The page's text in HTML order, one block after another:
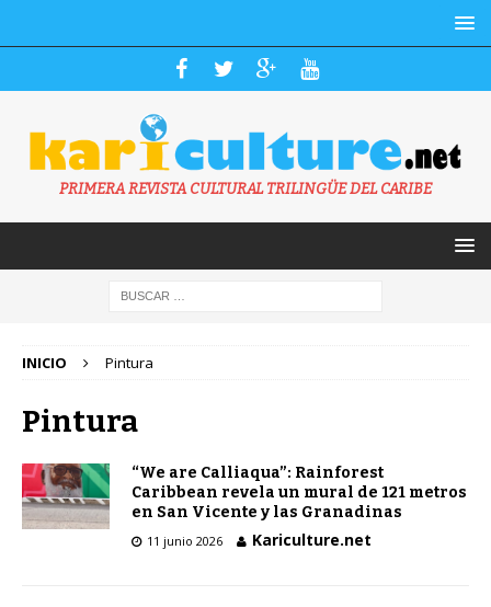
PRIMERA REVISTA CULTURAL TRILINGÜE DEL CARIBE
INICIO Pintura
Pintura
“We are Calliaqua”: Rainforest
Caribbean revela un mural de 121 metros
en San Vicente y las Granadinas
11 junio 2026 Kariculture.net